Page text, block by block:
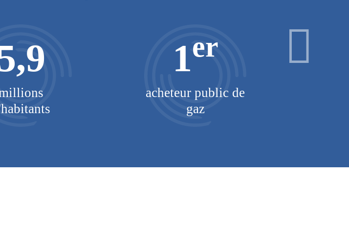
1er
acheteur public de
gaz